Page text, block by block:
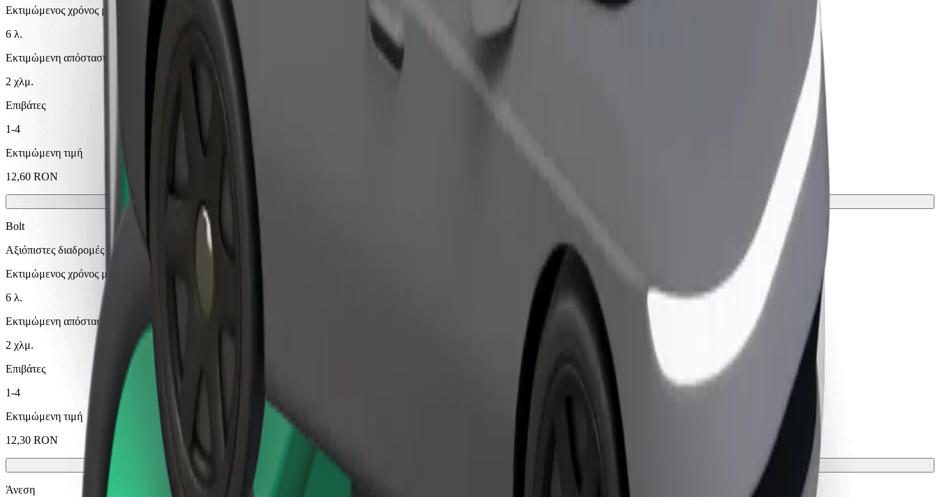
Εκτιμώμενος χρόνος μετακίνησης
6 λ.
Εκτιμώμενη απόσταση
2 χλμ.
Επιβάτες
1-4
Εκτιμώμενη τιμή
12,60 RON
Bolt
Αξιόπιστες διαδρομές με καθημερινά αυτοκίνητα μεσαίου μεγέθους.
Εκτιμώμενος χρόνος μετακίνησης
6 λ.
Εκτιμώμενη απόσταση
2 χλμ.
Επιβάτες
1-4
Εκτιμώμενη τιμή
12,30 RON
Άνεση